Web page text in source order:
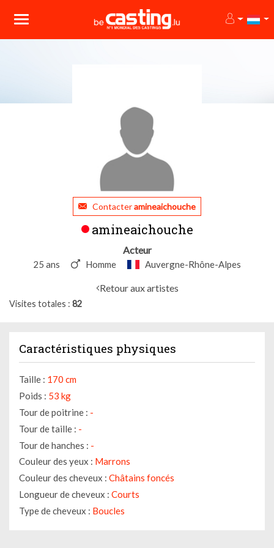
Contacteramineaichouche
amineaichouche
Acteur
25 ans Homme Auvergne-Rhône-Alpes
Retour aux artistes
Visites totales 82
Caractéristiques physiques
Taille : 170 cm
Poids : 53 kg
Tour de poitrine : -
Tour de taille : -
Tour de hanches : -
Couleur des yeux : Marrons
Couleur des cheveux : Châtains foncés
Longueur de cheveux : Courts
Type de cheveux : Boucles